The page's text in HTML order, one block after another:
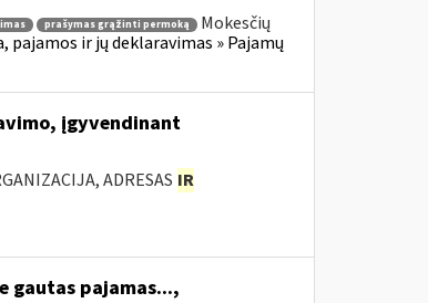
prašymas grąžinti permoką
Mokesčių
ir jų deklaravimas » Pajamų
įgyvendinant
ADRESAS IR
gautas pajamas...,